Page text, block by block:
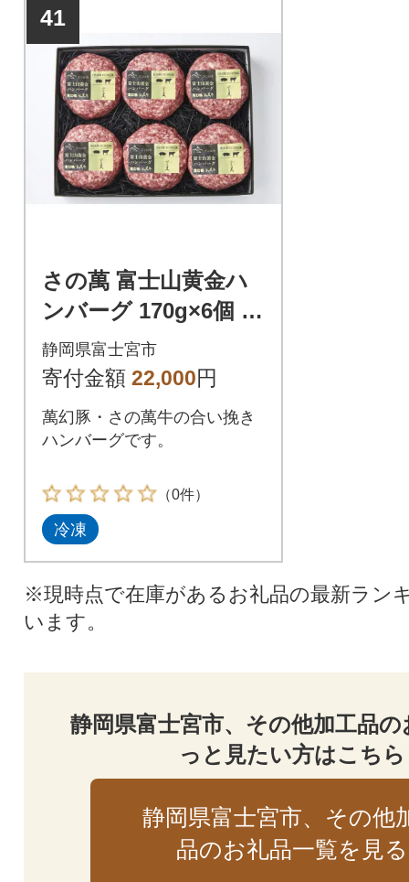
41
さの萬 富士山黄金ハ
ンバーグ 170g×6個 萬
幻豚・さの萬牛 合い
挽きハンバーグ
静岡県富士宮市
寄付金額 22,000円
萬幻豚・さの萬牛の合い挽き
ハンバーグです。
（0件）
冷凍
※現時点で在庫があるお礼品の最新ラン
います。
静岡県富士宮市、その他加工品
っと見たい方はこちら
静岡県富士宮市、その他
品のお礼品一覧を見る